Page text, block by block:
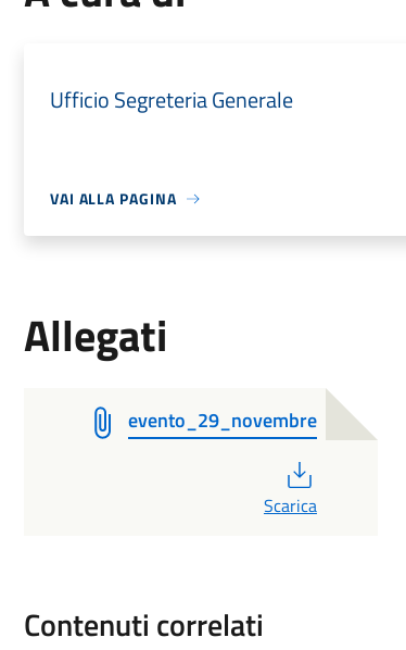
Ufficio Segreteria Generale
VAI ALLA PAGINA
Allegati
evento_29_novembre
Scarica
Contenuti correlati